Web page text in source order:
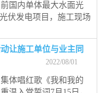
国内单体最大水面光
伏发电项目，施工现场
让施工单位与业主同
2022/08/01
体唱红歌《我和我的